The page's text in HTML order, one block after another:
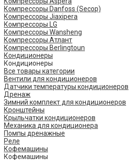
Компрессоры Danfoss (Secop)
Компрессоры Jiaxipera
Компрессоры LG
Компрессоры Wansheng
Компрессоры Атлант
Компрессоры Berlingtoun
Кондиционеры
Кондиционеры
Все товары категории
Вентили для кондиционеров
Датчики температуры кондиционеров
Дренаж
Зимний комплект для кондиционеров
Кронштейны
Крыльчатки кондиционеров
Механика для кондиционера
Помпы дренажные
Реле
Кофемашины
Кофемашины